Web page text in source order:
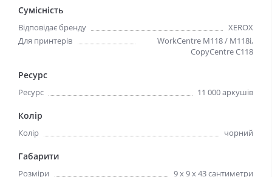
Сумісність
Відповідає бренду
XEROX
Для принтерів
WorkCentre M118 / M118i,
CopyCentre C118
Ресурс
Ресурс 11 000 аркушів
Колір
Колір чорний
Габарити
Розміри 9 х 9 х 43 сантиметри